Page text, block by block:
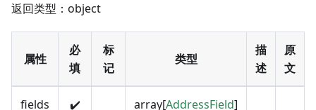
返回类型：object
属性
必
填
标
记
类型
描
述
原
文
fields ✔️ array[AddressField]